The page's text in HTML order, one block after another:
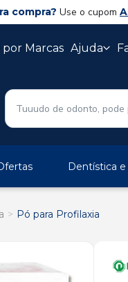
compra? Use o cupom
Marcas Ajuda
Dentística
Pó para Profilaxia